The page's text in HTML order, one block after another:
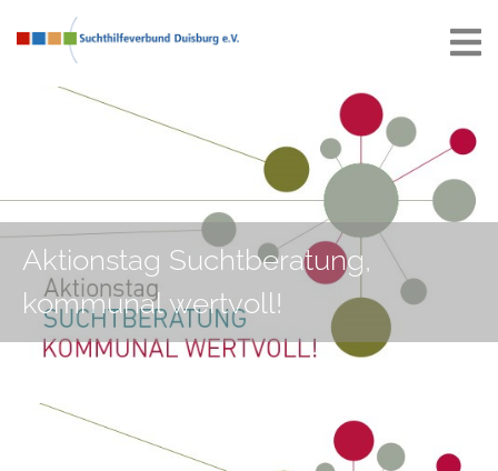
Aktionstag Suchtberatung,
kommunal wertvoll!